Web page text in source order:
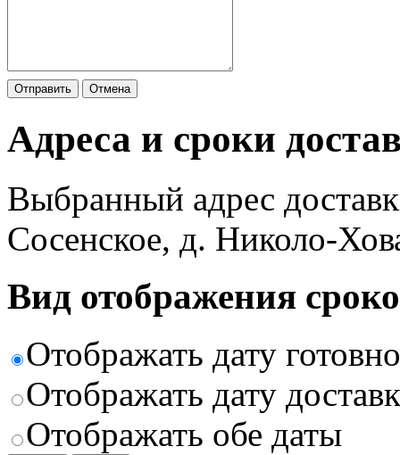
Отправить Отмена
Адреса и сроки
Выбранный адрес
Сосенское, д. Николо-
Вид отображения
Отображать дату
Отображать дату
Отображать обе даты